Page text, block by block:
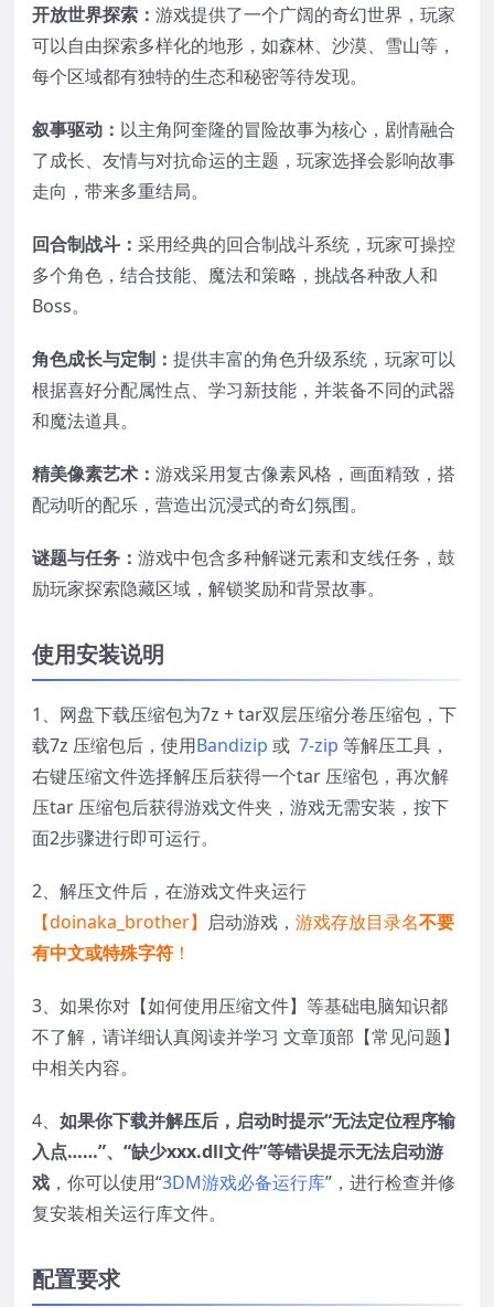
开放世界探索： 游戏提供了一个广阔的奇幻世界，玩家
可以自由探索多样化的地形，如森林、沙漠、雪山等，
每个区域都有独特的生态和秘密等待发现。
叙事驱动： 以主角阿奎隆的冒险故事为核心，剧情融合
了成长、友情与对抗命运的主题，玩家选择会影响故事
走向，带来多重结局。
回合制战斗： 采用经典的回合制战斗系统，玩家可操控
多个角色，结合技能、魔法和策略，挑战各种敌人和
Boss。
角色成长与定制： 提供丰富的角色升级系统，玩家可以
根据喜好分配属性点、学习新技能，并装备不同的武器
和魔法道具。
精美像素艺术： 游戏采用复古像素风格，画面精致，搭
配动听的配乐，营造出沉浸式的奇幻氛围。
谜题与任务： 游戏中包含多种解谜元素和支线任务，鼓
励玩家探索隐藏区域，解锁奖励和背景故事。
使用安装说明
1、网盘下载压缩包为7z + tar双层压缩分卷压缩包，下
载7z 压缩包后，使用Bandizip 或 7-zip 等解压工具，
右键压缩文件选择解压后获得一个tar 压缩包，再次解
压tar 压缩包后获得游戏文件夹，游戏无需安装，按下
面2步骤进行即可运行。
2、解压文件后，在游戏文件夹运行
【doinaka_brother】 启动游戏， 游戏存放目录名不要
有中文或特殊字符 ！
3、如果你对【如何使用压缩文件】等基础电脑知识都
不了解，请详细认真阅读并学习 文章顶部【常见问题】
中相关内容。
4、 如果你下载并解压后，启动时提示“无法定位程序输
入点……”、“缺少xxx.dll文件”等错误提示无法启动游
戏 ，你可以使用“3DM游戏必备运行库”，进行检查并修
复安装相关运行库文件。
配置要求